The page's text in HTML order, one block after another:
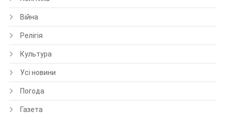
Війна
Релігія
Культура
Усі новини
Погода
Газета